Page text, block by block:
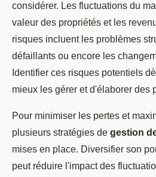
considérer. Les fluctuations du
valeur des propriétés et les
risques incluent les problèmes
défaillants ou encore les
Identifier ces risques potentiels
mieux les gérer et d'élaborer des
Pour minimiser les pertes et
plusieurs stratégies de gestion
mises en place. Diversifier son
peut réduire l'impact des